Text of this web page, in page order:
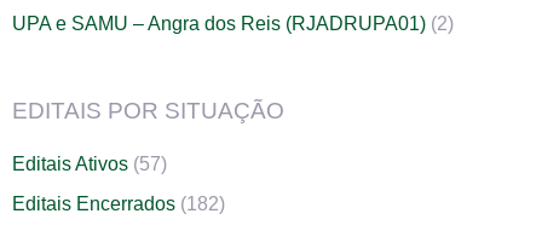
UPA e SAMU – Angra dos Reis (RJADRUPA01) (2)
EDITAIS POR SITUAÇÃO
Editais Ativos (57)
Editais Encerrados (182)